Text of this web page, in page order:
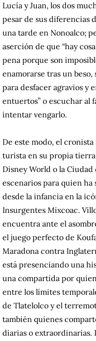
Lucía y Juan, los dos
pesar de sus diferencias
una tarde en Nonoalco;
aserción de que “hay
pena porque son
enamorarse tras un beso,
para desfacer agravios y
entuertos” o escuchar al
intentar vengarlo.
De este modo, el cronista
turista en su propia
Disney World o la
escenarios para quien ha
desde la infancia en la
Insurgentes Mixcoac.
encuentra ante el
el juego perfecto de
Maradona contra
está presenciando una
una compartida por
entre los límites
de Tlatelolco y el
también quienes
diarias o extraordinarias.